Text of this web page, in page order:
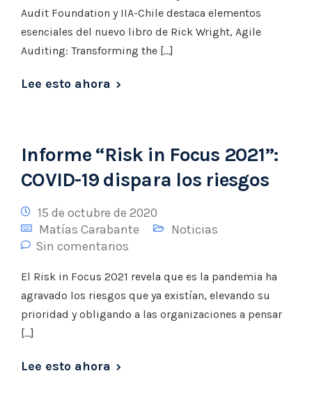
Audit Foundation y IIA-Chile destaca elementos
esenciales del nuevo libro de Rick Wright, Agile
Auditing: Transforming the […]
Lee esto ahora
Informe “Risk in Focus 2021”:
COVID-19 dispara los riesgos
15 de octubre de 2020
Matías Carabante
Noticias
Sin comentarios
El Risk in Focus 2021 revela que es la pandemia ha
agravado los riesgos que ya existían, elevando su
prioridad y obligando a las organizaciones a pensar
[…]
Lee esto ahora